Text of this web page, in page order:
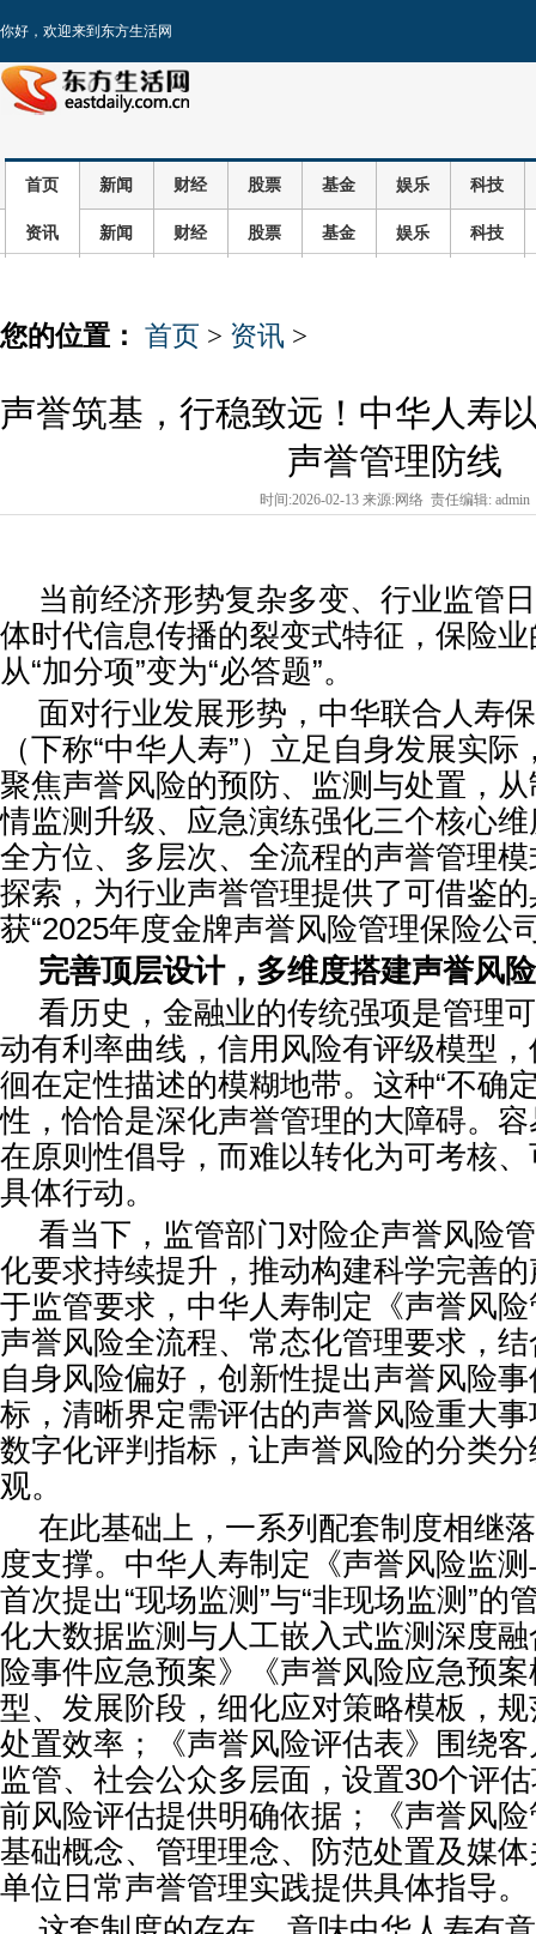
你好，欢迎来到东方生活网
首页 新闻 财经 股票 基金 娱乐 科技
资讯 新闻 财经 股票 基金 娱乐 科技
您的位置： 首页 > 资讯 >
声誉筑基，行稳致远！中华人寿
声誉管理防线
时间:2026-02-13 来源:网络 责任编辑: admin
当前经济形势复杂多变、行业监管
体时代信息传播的裂变式特征，保险
从“加分项”变为“必答题”。
面对行业发展形势，中华联合人寿
（下称“中华人寿”）立足自身发展实
聚焦声誉风险的预防、监测与处置，
情监测升级、应急演练强化三个核心
全方位、多层次、全流程的声誉管理
探索，为行业声誉管理提供了可借鉴
获“2025年度金牌声誉风险管理保险公
完善顶层设计，多维度搭建声誉风
看历史，金融业的传统强项是管理
动有利率曲线，信用风险有评级模型
徊在定性描述的模糊地带。这种“不确
性，恰恰是深化声誉管理的大障碍。
在原则性倡导，而难以转化为可考核
具体行动。
看当下，监管部门对险企声誉风险
化要求持续提升，推动构建科学完善
于监管要求，中华人寿制定《声誉风
声誉风险全流程、常态化管理要求，
自身风险偏好，创新性提出声誉风险
标，清晰界定需评估的声誉风险重大
数字化评判指标，让声誉风险的分类
观。
在此基础上，一系列配套制度相继
度支撑。中华人寿制定《声誉风险监
首次提出“现场监测”与“非现场监测”的
化大数据监测与人工嵌入式监测深度
险事件应急预案》《声誉风险应急预
型、发展阶段，细化应对策略模板，
处置效率；《声誉风险评估表》围绕
监管、社会公众多层面，设置30个评
前风险评估提供明确依据；《声誉风
基础概念、管理理念、防范处置及媒
单位日常声誉管理实践提供具体指导。